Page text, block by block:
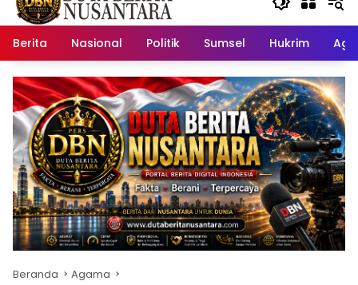
Berita Nasional Politik Sumsel Hukrim
Beranda Agama